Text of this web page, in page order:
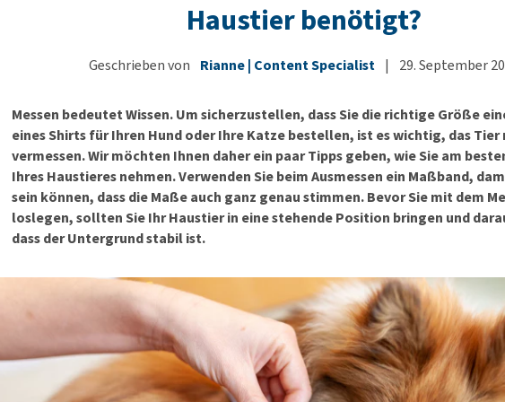
Veganes Hundefutter
Leckerlis
Alles ansehen
Futter- und Trinknäpfe
Auf Reisen und unterwegs
Alles ansehen
BARF
Alles ansehen
Übergewicht
Angst, Verhalten und
Alles ansehen
Haustier benötigt?
Geschrieben von Rianne | Content Specialist | 29. September
Messen bedeutet Wissen. Um sicherzustellen, dass Sie die richtige Größe
eines Shirts für Ihren Hund oder Ihre Katze bestellen, ist es wichtig, das Tier
vermessen. Wir möchten Ihnen daher ein paar Tipps geben, wie Sie am
Ihres Haustieres nehmen. Verwenden Sie beim Ausmessen ein Maßband,
sein können, dass die Maße auch ganz genau stimmen. Bevor Sie mit dem
loslegen, sollten Sie Ihr Haustier in eine stehende Position bringen und
dass der Untergrund stabil ist.